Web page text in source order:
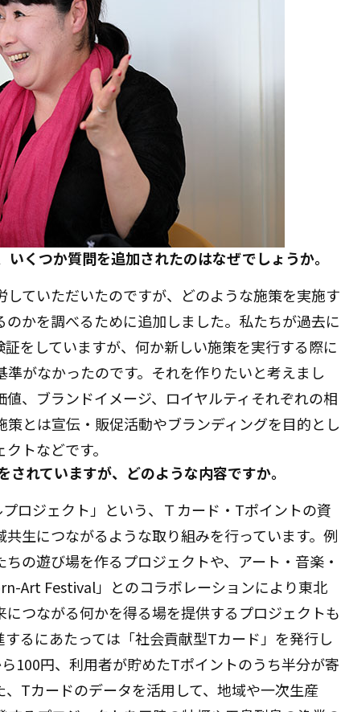
くつか質問を追加されたのはなぜでしょうか。
ていただいたのですが、どのような施策を実施す
かを調べるために追加しました。私たちが過去に
をしていますが、何か新しい施策を実行する際に
がなかったのです。それを作りたいと考えまし
、ブランドイメージ、ロイヤルティそれぞれの相
とは宣伝・販促活動やブランディングを目的とし
トなどです。
れていますが、どのような内容ですか。
ロジェクト」という、Ｔカード・Tポイントの資
生につながるような取り組みを行っています。例
の遊び場を作るプロジェクトや、アート・音楽・
Art Festival」とのコラボレーションにより東北
つながる何かを得る場を提供するプロジェクトも
るにあたっては「社会貢献型Tカード」を発行し
100円、利用者が貯めたTポイントのうち半分が寄
Tカードのデータを活用して、地域や一次生産